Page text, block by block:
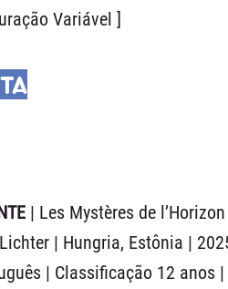
Variável ]
| Les Mystères de
| Hungria, Estônia |
| Classificação 12 anos